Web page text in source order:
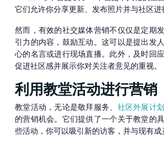
它们允许你分享更新、发布照片并与社区进
然而，有效的社交媒体营销不仅仅是定期
引力的内容，鼓励互动。这可以是提出发
心的名言或进行现场直播。此外，及时回
促进社区感并展示你对关注者意见的重视。
利用教堂活动进行营销
教堂活动，无论是敬拜服务、 社区外展计
的营销机会。它们提供了一个关于教堂的
些活动，你可以吸引新的访客，并与现有成